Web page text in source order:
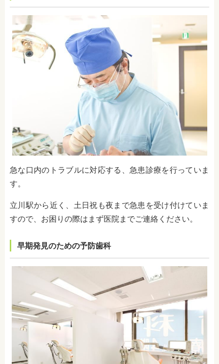
急な口内のトラブルに対応する、急患診療を行っていま
す。
立川駅から近く、土日祝も夜まで急患を受け付けていま
すので、お困りの際はまず医院までご連絡ください。
早期発見のための予防歯科